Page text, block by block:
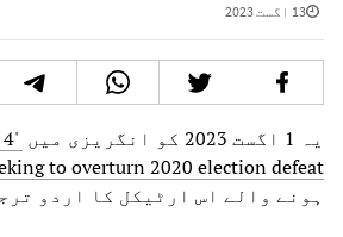
13 اگست 2023
یہ 1 اگست 2023 کو انگریزی میں
to overturn 2020 election defeat'
ہونے والے اس ارٹیکل کا اردو